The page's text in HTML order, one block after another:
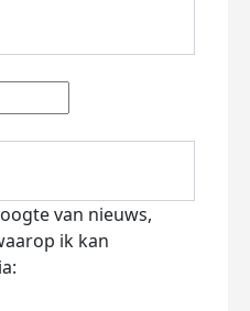
van nieuws,
ik kan